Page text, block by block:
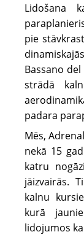
Lidošana
pie
Bassano
strādā
padara
Mēs,
nekā 15
katru
jāizvairās.
kalnu
kurā
lidojumos